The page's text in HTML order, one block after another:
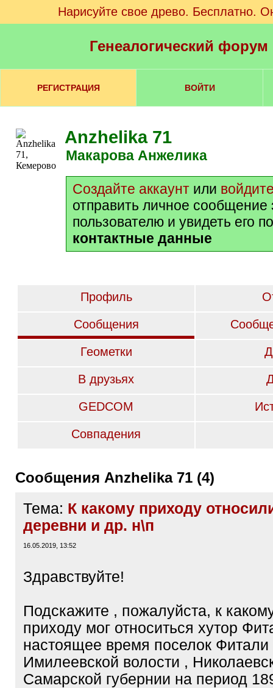
Нарисуйте свое древо. Бесплатно.
Генеалогический
РЕГИСТРАЦИЯ ВОЙТИ
Anzhelika 71
Макарова Анжелика
Создайте аккаунт или
отправить личное сообщение
пользователю и увидеть его
контактные данные
Профиль
Сообщения
Геометки
В друзьях
GEDCOM
Совпадения
Сообщения Anzhelika 71 (4)
Тема: К какому приходу
деревни и др. н\п
16.05.2019, 13:52
Здравствуйте!
Подскажите , пожалуйста, к
приходу мог относиться хутор
настоящее время поселок Фитали
Имилеевской волости ,
Самарской губернии на период